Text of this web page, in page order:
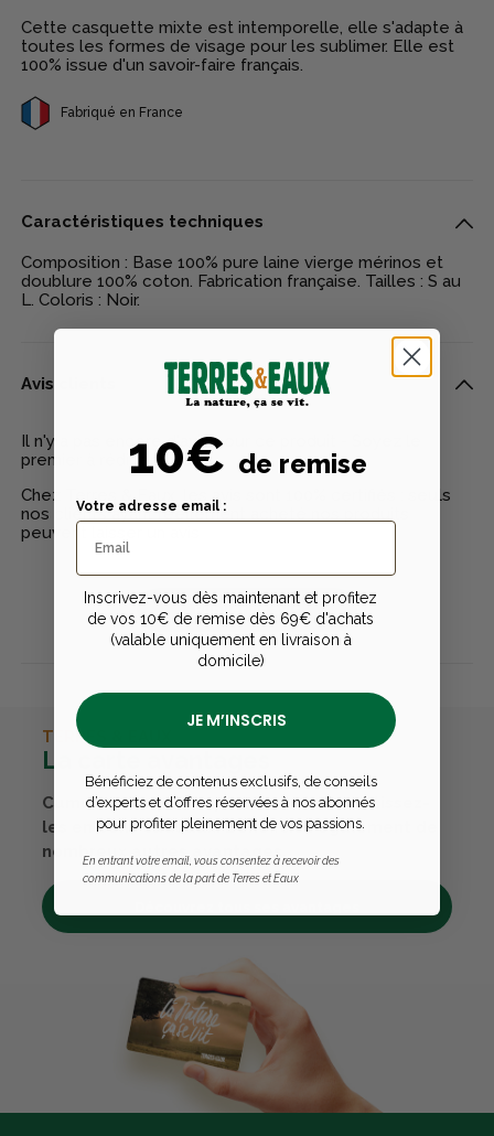
Cette casquette mixte est intemporelle, elle s'adapte à
toutes les formes de visage pour les sublimer. Elle est
100% issue d'un savoir-faire français.
Fabriqué en France
Caractéristiques techniques
Composition : Base 100% pure laine vierge mérinos et
doublure 100% coton. Fabrication française. Tailles : S au
L. Coloris : Noir.
Avis clients
Il n'y a pas encore d'avis pour ce produit - Soyez le
premier à rédiger un avis
Chez Terres & Eaux, les avis sont 100% certifiés : seuls
nos clients ayant réellement acheté nos produits
peuvent laisser un avis
Publier un avis
TERRES & EAUX
La carte avantages
Cumulez des points passions et convertissez-
les en bons cadeaux. Bénéficiez également de
nombreux autres avantages.
10€ de remise
Votre adresse email :
Inscrivez-vous dès maintenant et profitez
de vos 10€ de remise dès 69€ d'achats
(valable uniquement en livraison à
domicile)
JE M’INSCRIS
Bénéficiez de contenus exclusifs, de conseils
d’experts et d’offres réservées à nos abonnés
pour profiter pleinement de vos passions.
En entrant votre email, vous consentez à recevoir des
communications de la part de Terres et Eaux